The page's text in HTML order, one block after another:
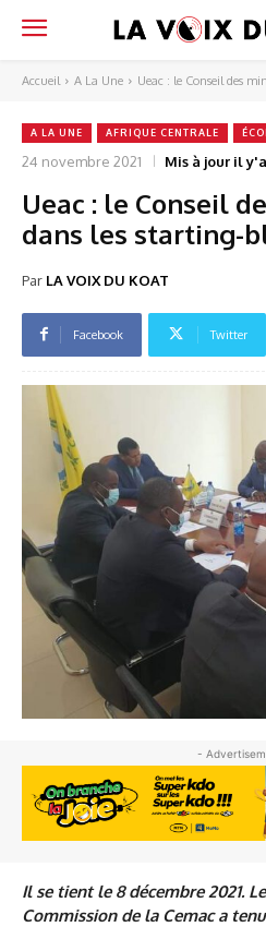
Accueil A La Une Ueac : le Conseil des
A LA UNE AFRIQUE CENTRALE
24 novembre 2021 Mis à jour il
Ueac : le Conseil
dans les starting-
Par LA VOIX DU KOAT
Facebook Twitter
-
Il se tient le 8 décembre 2021.
Commission de la Cemac a